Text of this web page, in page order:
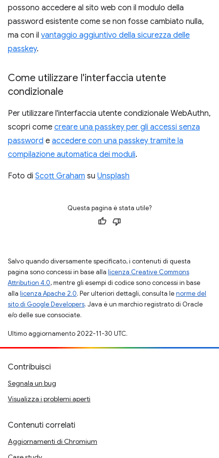
possono accedere al sito web con il modulo della
password esistente come se non fosse cambiato nulla,
ma con il vantaggio aggiuntivo della sicurezza delle
passkey.
Come utilizzare l'interfaccia utente
condizionale
Per utilizzare l'interfaccia utente condizionale WebAuthn,
scopri come creare una passkey per gli accessi senza
password e accedere con una passkey tramite la
compilazione automatica dei moduli.
Foto di Scott Graham su Unsplash
Questa pagina è stata utile?
Salvo quando diversamente specificato, i contenuti di questa
pagina sono concessi in base alla licenza Creative Commons
Attribution 4.0, mentre gli esempi di codice sono concessi in base
alla licenza Apache 2.0. Per ulteriori dettagli, consulta lenorme del
sito di Google Developers. Java è un marchio registrato di Oracle
e/o delle sue consociate.
Ultimo aggiornamento 2022-11-30 UTC.
Contribuisci
Segnala un bug
Visualizza i problemi aperti
Contenuti correlati
Aggiornamenti di Chromium